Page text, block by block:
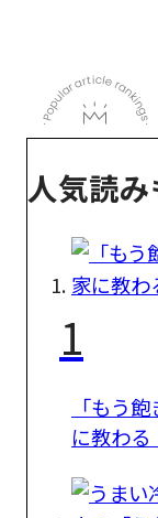
人気読
1
「もう
に教わる